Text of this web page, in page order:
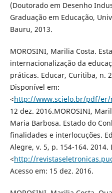
(Doutorado em Desenho
Graduação em Educação,
Bauru, 2013.
MOROSINI, Marilia Costa.
internacionalização da
práticas. Educar, Curitiba, n.
Disponível em:
<http://www.scielo.br/pdf/er/
12 dez. 2016.MOROSINI,
Maria Barbosa. Estado do
finalidades e interlocuções.
Alegre, v. 5, p. 154-164. 2014.
<http://
Acesso em: 15 dez. 2016.